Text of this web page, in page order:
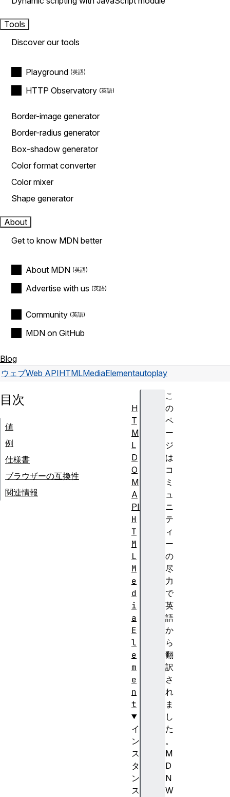
Tools
Discover our tools
Playground
HTTP Observatory
Border-image generator
Border-radius generator
Box-shadow generator
Color format converter
Color mixer
Shape generator
About
Get to know MDN better
About MDN
Advertise with us
Community
MDN on GitHub
Blog
ウェブWeb APIHTMLMediaElementautoplay
こ
の
ペ
ー
ジ
は
コ
ミ
ュ
ニ
テ
ィ
ー
の
尽
力
で
英
語
か
ら
翻
訳
さ
れ
ま
し
た
。
M
D
N
W
目次
値
例
仕様書
ブラウザーの互換性
関連情報
H
T
M
L
D
O
M
A
PI
H
T
M
L
M
e
d
i
a
E
l
e
m
e
n
t
イ
ン
ス
タ
ン
ス